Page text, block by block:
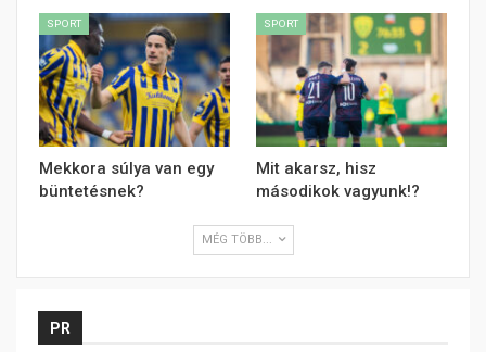
SPORT
Mekkora súlya van egy
büntetésnek?
SPORT
Mit akarsz, hisz
másodikok vagyunk!?
MÉG TÖBB...
PR